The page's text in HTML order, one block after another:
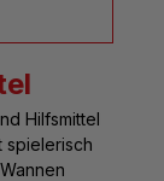
Hilfsmittel
spielerisch